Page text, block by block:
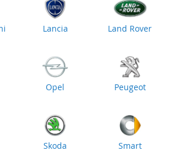
Lancia Land Rover
Opel Peugeot
Skoda Smart